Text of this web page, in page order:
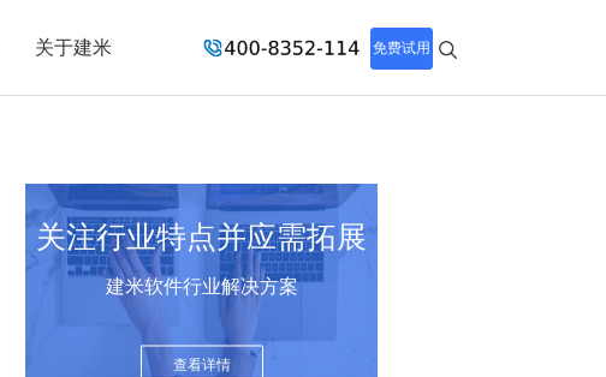
关于建米 免费试用
关注行业特点并应需拓展
建米软件行业解决方案
查看详情